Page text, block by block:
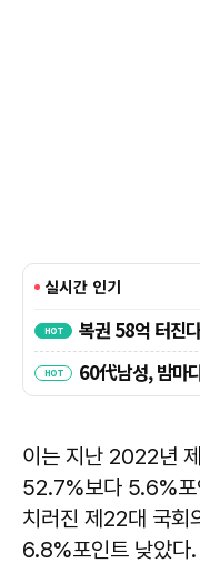
이는 지난 2022년
52.7%보다 5.6%포
치러진 제22대 국회
6.8%포인트 낮았다.